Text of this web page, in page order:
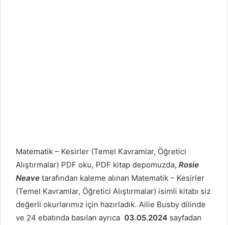
Matematik – Kesirler (Temel Kavramlar, Öğretici
Alıştırmalar) PDF oku, PDF kitap depomuzda, Rosie
Neave tarafından kaleme alınan Matematik – Kesirler
(Temel Kavramlar, Öğretici Alıştırmalar) isimli kitabı siz
değerli okurlarımız için hazırladık. Ailie Busby dilinde
ve 24 ebatında basılan ayrıca 03.05.2024 sayfadan